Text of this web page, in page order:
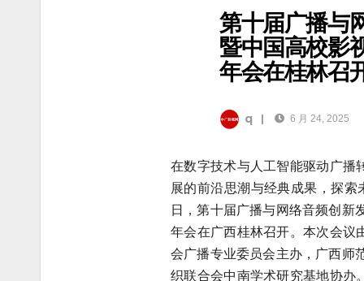
第十届广播与
暨中国高校影
年会在桂林召
q | 6 月 24, 2025
在数字技术与人工智能驱动广播
展的前沿思潮与经典成果，探
日，第十届广播与网络音频创新
年会在广西桂林召开。本次会议
会广播专业委员会主办，广西师
织联合会中南学术研究基地协办